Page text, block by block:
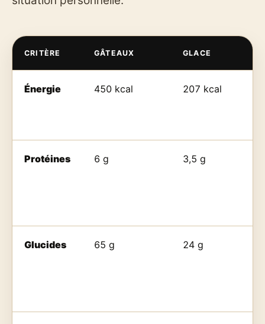
CRITÈRE GÂTEAUX GLACE
Énergie 450 kcal 207 kcal
Protéines 6 g 3,5 g
Glucides 65 g 24 g